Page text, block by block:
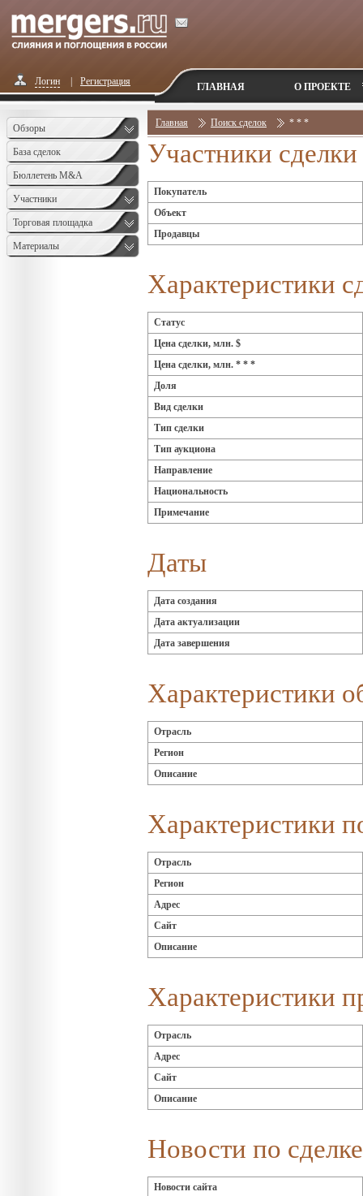
Логин Регистрация ГЛАВНАЯ О ПРОЕКТЕ
Обзоры
База сделок
Бюллетень M&A
Monthly
Участники
Торговая площадка
Материалы
Главная Поиск сделок * * *
Участники сделки
Покупатель
Объект
Продавцы
Характеристики
Статус
Цена сделки, млн. $
Цена сделки, млн. * * *
Доля
Вид сделки
Тип сделки
Тип аукциона
Направление
Национальность
Примечание
Даты
Дата создания
Дата актуализации
Дата завершения
Характеристики
Отрасль
Регион
Описание
Характеристики
Отрасль
Регион
Адрес
Сайт
Описание
Характеристики
Отрасль
Адрес
Сайт
Описание
Новости по сделке
Новости сайта